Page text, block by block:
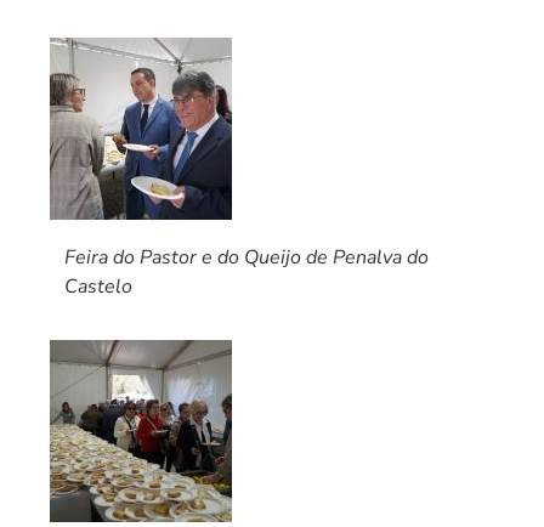
Feira do Pastor e do Queijo de Penalva do
Castelo